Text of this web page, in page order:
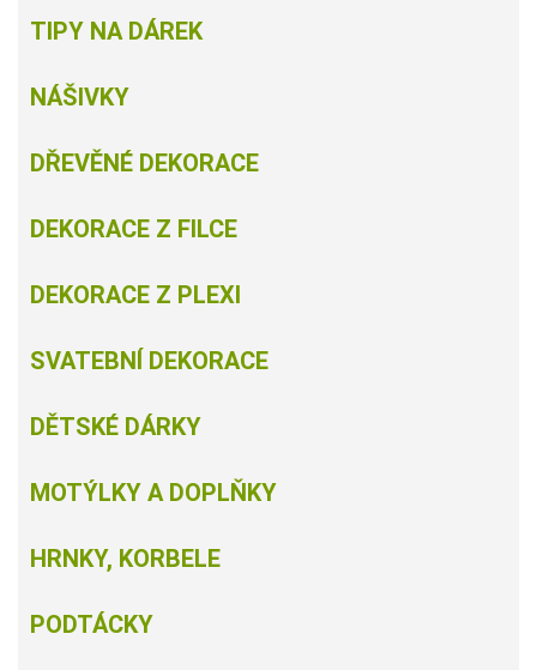
TIPY NA DÁREK
NÁŠIVKY
DŘEVĚNÉ DEKORACE
DEKORACE Z FILCE
DEKORACE Z PLEXI
SVATEBNÍ DEKORACE
DĚTSKÉ DÁRKY
MOTÝLKY A DOPLŇKY
HRNKY, KORBELE
PODTÁCKY